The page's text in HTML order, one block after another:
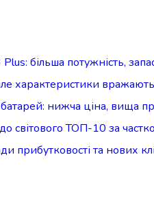
більша потужність,
характеристики вражають
нижча ціна, вища
світового ТОП-10 за
прибутковості та нових